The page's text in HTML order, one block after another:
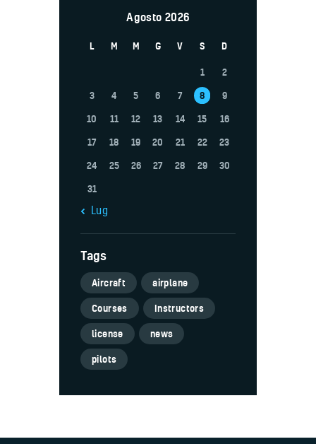
Agosto 2026
L M M G V S D
1
2
3
4 5 6 7 8
9
10
11 12 13 14 15
16
17
18 19 20 21 22
23
24
25 26 27 28 29
30
31
« Lug
Tags
Aircraft
airplane
Courses
Instructors
license
news
pilots